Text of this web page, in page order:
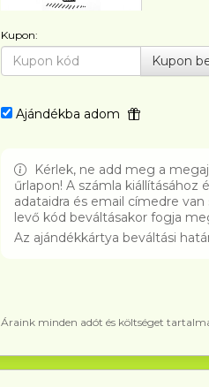
Kupon:
Kupon
Ajándékba adom
Kérlek, ne add meg a
űrlapon! A számla kiállításához
adataidra és email címedre
levő kód beváltásakor fogja
Az ajándékkártya beváltási
Áraink minden adót és költséget